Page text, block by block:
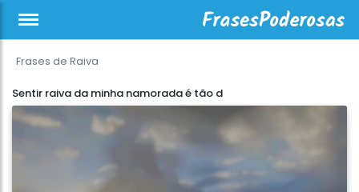
Frases de Raiva
Sentir raiva da minha namorada é tão d